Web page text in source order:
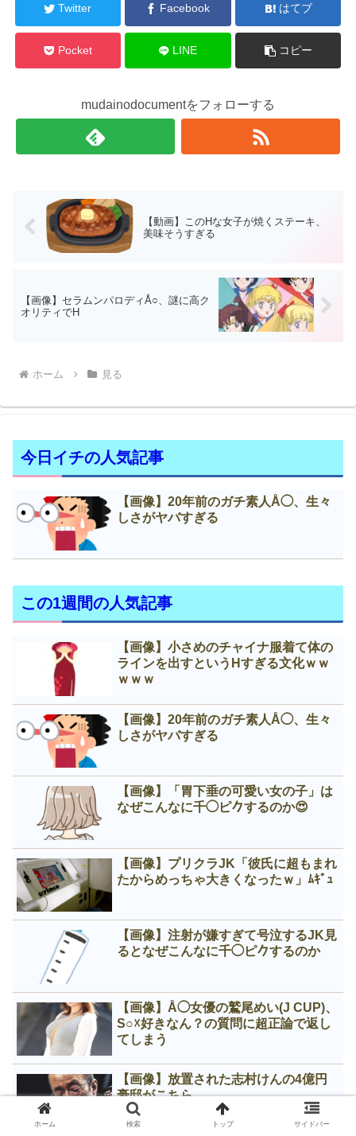
Twitter Facebook はてブ
Pocket LINE コピー
mudainodocumentをフォローする
【動画】このНな女子が焼くステーキ、
美味そうすぎる
【画像】セラムンパロディÅ○、謎に高ク
オリティでН
ホーム 見る
今日イチの人気記事
【画像】20年前のガチ素人Å◯、生々
しさがヤバすぎる
この1週間の人気記事
【画像】小さめのチャイナ服着て体の
ラインを出すというНすぎる文化ｗｗ
ｗｗｗ
【画像】20年前のガチ素人Å◯、生々
しさがヤバすぎる
【画像】「胃下垂の可愛い女の子」は
なぜこんなに千◯ピ𠂊するのか😍
【画像】プリクラJK「彼氏に超もまれ
たからめっちゃ大きくなったｗ」ﾑｷﾞｭ
【画像】注射が嫌すぎて号泣するJK見
るとなぜこんなに千◯ピ𠂊するのか
【画像】Å◯女優の鷲尾めい(J CUP)、
S○☓好きなん？の質問に超正論で返し
てしまう
【画像】放置された志村けんの4億円
豪邸がこちら…
ホーム 検索 トップ サイドバー